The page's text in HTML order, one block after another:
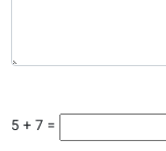
5 + 7 =